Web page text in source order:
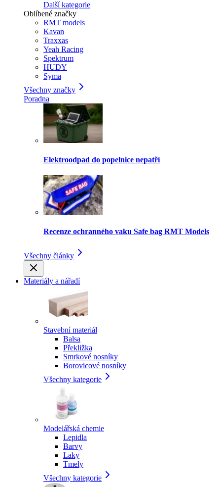
Další kategorie
Oblíbené značky
RMT models
Kavan
Traxxas
Yeah Racing
Spektrum
HUDY
Syma
Všechny značky
Poradna
Elektroodpad do popelnice nepatří
Recenze ochranného vaku Safe bag RMT Models
Všechny články
Materiály a nářadí
Stavební materiál
Balsa
Překližka
Smrkové nosníky
Borovicové nosníky
Všechny kategorie
Modelářská chemie
Lepidla
Barvy
Laky
Tmely
Všechny kategorie